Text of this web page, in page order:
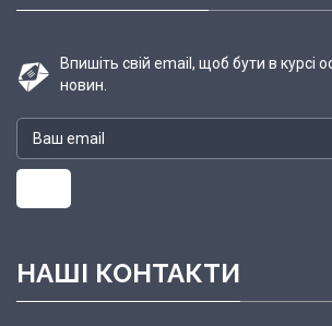
Впишіть свій email, щоб бути в курсі
новин.
НАШІ КОНТАКТИ